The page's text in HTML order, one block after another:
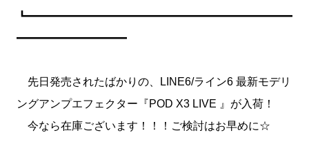
┗━━━━━━━━━━━━━━━━━━━━━━━━
━━━━━━━━━━
先日発売されたばかりの、LINE6/ライン6 最新モデリ
ングアンプエフェクター『POD X3 LIVE 』が入荷！
今なら在庫ございます！！！ご検討はお早めに☆